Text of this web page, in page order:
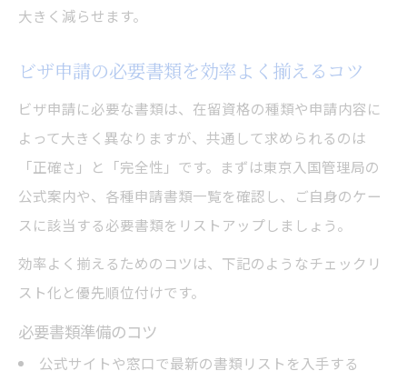
大きく減らせます。
ビザ申請の必要書類を効率よく揃えるコツ
ビザ申請に必要な書類は、在留資格の種類や申請内容に
よって大きく異なりますが、共通して求められるのは
「正確さ」と「完全性」です。まずは東京入国管理局の
公式案内や、各種申請書類一覧を確認し、ご自身のケー
スに該当する必要書類をリストアップしましょう。
効率よく揃えるためのコツは、下記のようなチェックリ
スト化と優先順位付けです。
必要書類準備のコツ
公式サイトや窓口で最新の書類リストを入手する